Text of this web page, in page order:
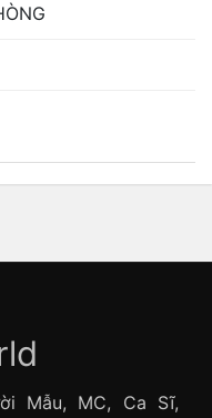
Mẫu, MC, Ca Sĩ,